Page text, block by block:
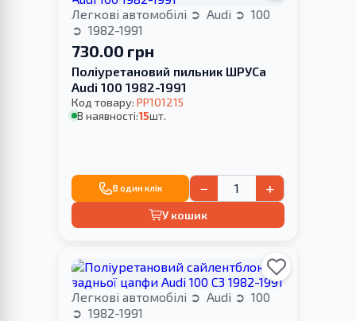
Легкові автомобілі Audi
100
1982-1991
730.00 грн
Поліуретановий пильник ШРУСа
Audi 100 1982-1991
Код товару: PP101215
В наявності:15шт.
В один клік − +
У кошик
Легкові автомобілі Audi
100
1982-1991